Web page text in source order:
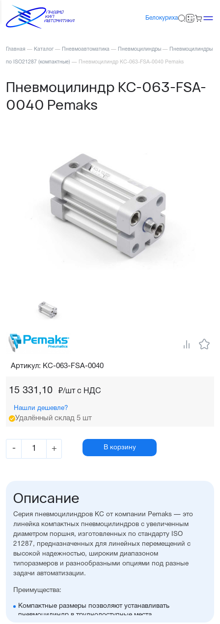
Белокуриха
Главная — Каталог — Пневмоавтоматика — Пневмоцилиндры — Пневмоцилиндры
по ISO21287 (компактные) — Пневмоцилиндр KC-063-FSA-0040 Pemaks
Пневмоцилиндр KC-063-FSA-
0040 Pemaks
15 331,10 ₽/шт c НДС
Нашли дешевле?
Удалённый склад 5 шт
- + В корзину
Артикул: KC-063-FSA-0040
Описание
Серия пневмоцилиндров KC от компании Pemaks — это
линейка компактных пневмоцилиндров с увеличенным
диаметром поршня, изготовленных по стандарту ISO
21287, предназначенных для линейных перемещений с
высокой надежностью, широким диапазоном
типоразмеров и разнообразными опциями под разные
задачи автоматизации.
Преимущества:
Компактные размеры позволяют устанавливать
пневмоцилиндр в труднодоступные места